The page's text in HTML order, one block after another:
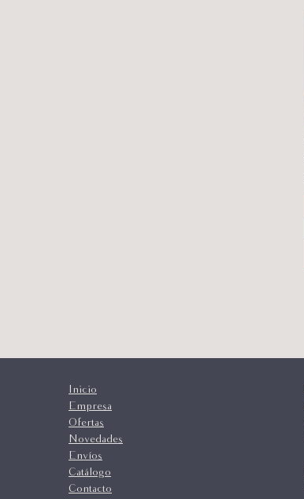
Inicio
Empresa
Ofertas
Novedades
Envíos
Catálogo
Contacto